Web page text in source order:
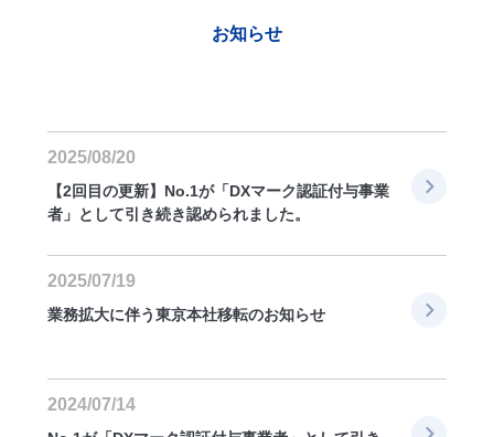
お知らせ
2025/08/20
【2回目の更新】No.1が「DXマーク認証付与事業
者」として引き続き認められました。
2025/07/19
業務拡大に伴う東京本社移転のお知らせ
2024/07/14